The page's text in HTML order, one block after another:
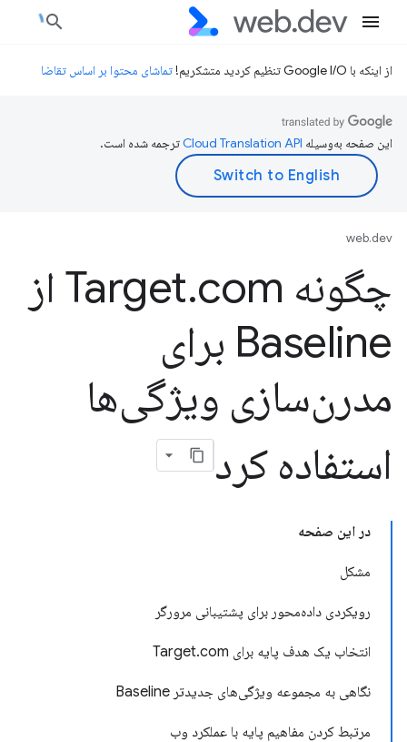
از اینکه با Google I/O تنظیم کردید متشکریم! تماشای محتوا بر اساس تقاضا
این صفحه به‌وسیله ترجمه شده است.
web.dev
چگونه Target .
com از
Baseline برای
مدرن‌سازی ویژگی‌ها
استفاده کرد
در این صفحه
مشکل
رویکردی داده‌محور برای پشتیبانی مرورگر
انتخاب یک هدف پایه برای Target.com
نگاهی به مجموعه ویژگی‌های جدیدتر Baseline
مرتبط کردن مفاهیم پایه با عملکرد وب